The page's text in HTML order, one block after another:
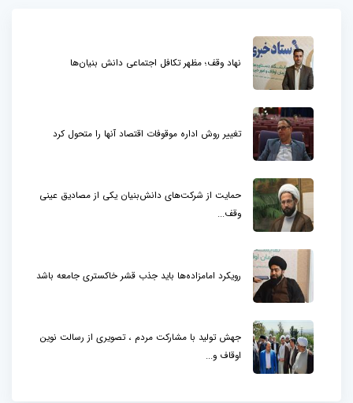
نهاد وقف؛ مظهر تکافل اجتماعی دانش بنیان‌ها
تغییر روش اداره موقوفات اقتصاد آنها را متحول کرد
حمایت از شرکت‌های دانش‌بنیان یکی از مصادیق عینی
وقف...
رویکرد امامزاده‌ها باید جذب قشر خاکستری جامعه باشد
جهش تولید با مشارکت مردم ، تصویری از رسالت نوین
اوقاف و...